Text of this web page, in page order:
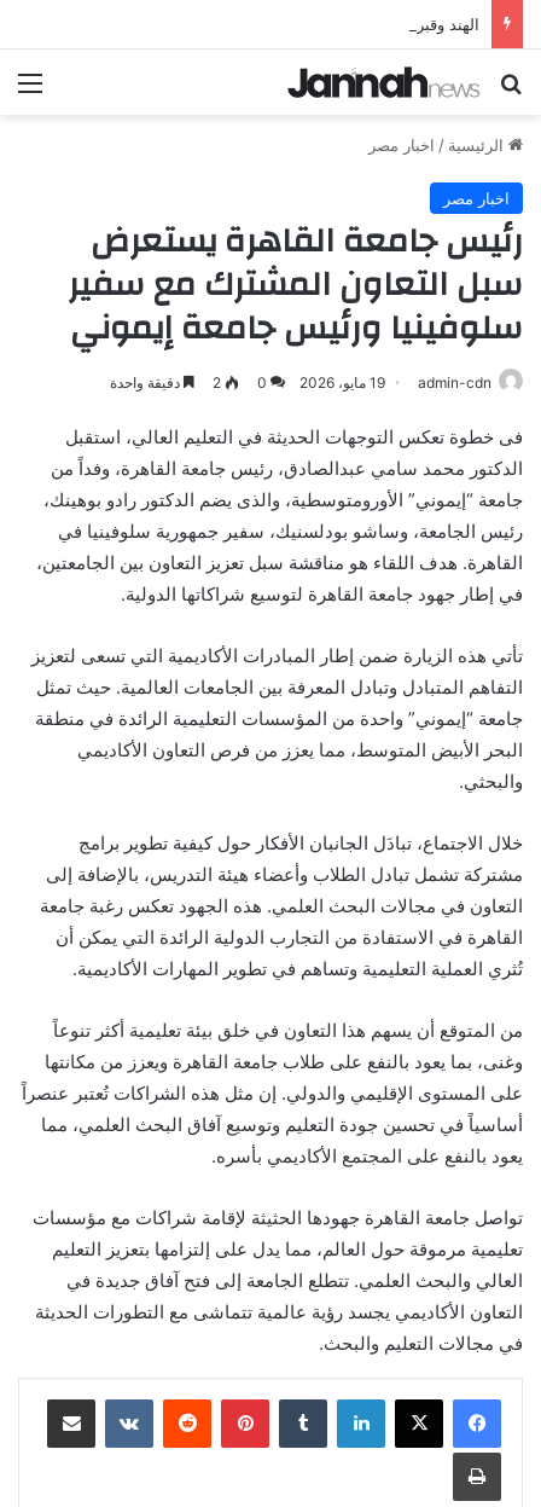
بحث عن
الرئيسية / اخبار مصر
اخبار مصر
رئيس جامعة القاهرة يستعرض
سبل التعاون المشترك مع سفير
سلوفينيا ورئيس جامعة إيموني
admin-cdn 19 مايو، 2026 0
2 دقيقة واحدة
فى خطوة تعكس التوجهات الحديثة في التعليم العالي، استقبل
الدكتور محمد سامي عبدالصادق، رئيس جامعة القاهرة، وفداً من
جامعة “إيموني” الأورومتوسطية، والذى يضم الدكتور رادو بوهينك،
رئيس الجامعة، وساشو بودلسنيك، سفير جمهورية سلوفينيا في
القاهرة. هدف اللقاء هو مناقشة سبل تعزيز التعاون بين الجامعتين،
في إطار جهود جامعة القاهرة لتوسيع شراكاتها الدولية.
تأتي هذه الزيارة ضمن إطار المبادرات الأكاديمية التي تسعى لتعزيز
التفاهم المتبادل وتبادل المعرفة بين الجامعات العالمية. حيث تمثل
جامعة “إيموني” واحدة من المؤسسات التعليمية الرائدة في منطقة
البحر الأبيض المتوسط، مما يعزز من فرص التعاون الأكاديمي
والبحثي.
خلال الاجتماع، تبادَل الجانبان الأفكار حول كيفية تطوير برامج
مشتركة تشمل تبادل الطلاب وأعضاء هيئة التدريس، بالإضافة إلى
التعاون في مجالات البحث العلمي. هذه الجهود تعكس رغبة جامعة
القاهرة في الاستفادة من التجارب الدولية الرائدة التي يمكن أن
تُثري العملية التعليمية وتساهم في تطوير المهارات الأكاديمية.
من المتوقع أن يسهم هذا التعاون في خلق بيئة تعليمية أكثر تنوعاً
وغنى، بما يعود بالنفع على طلاب جامعة القاهرة ويعزز من مكانتها
على المستوى الإقليمي والدولي. إن مثل هذه الشراكات تُعتبر عنصراً
أساسياً في تحسين جودة التعليم وتوسيع آفاق البحث العلمي، مما
يعود بالنفع على المجتمع الأكاديمي بأسره.
تواصل جامعة القاهرة جهودها الحثيثة لإقامة شراكات مع مؤسسات
تعليمية مرموقة حول العالم، مما يدل على إلتزامها بتعزيز التعليم
العالي والبحث العلمي. تتطلع الجامعة إلى فتح آفاق جديدة في
التعاون الأكاديمي يجسد رؤية عالمية تتماشى مع التطورات الحديثة
في مجالات التعليم والبحث.
لينكدإن بينتيريست مشاركة عبر البريد
طباعة